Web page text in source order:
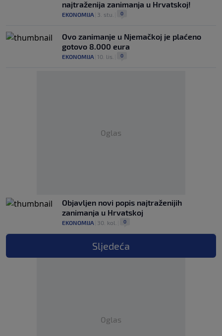
najtraženija zanimanja u Hrvatskoj!
EKONOMIJA 3. stu. 0
Ovo zanimanje u Njemačkoj je plaćeno
gotovo 8.000 eura
EKONOMIJA 10. lis. 0
Oglas
Objavljen novi popis najtraženijih
zanimanja u Hrvatskoj
EKONOMIJA 30. kol. 0
Sljedeća
Oglas